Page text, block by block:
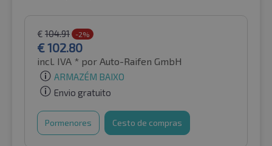
€ 104.91 -2%
€102.80
incl. IVA * por Auto-Raifen GmbH
ARMAZÉM BAIXO
Envio gratuito
Pormenores Cesto de compras